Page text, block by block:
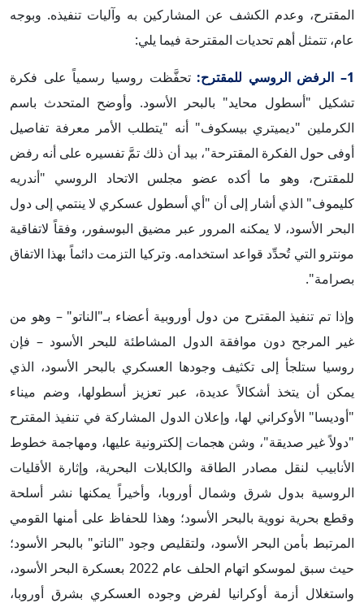
المقترح، وعدم الكشف عن المشاركين به وآليات تنفيذه. وبوجه
عام، تتمثل أهم تحديات المقترحة فيما يلي:
1– الرفض الروسي للمقترح:
تحفَّظت روسيا رسمياً على فكرة
تشكيل "أسطول محايد" بالبحر الأسود. وأوضح المتحدث باسم
الكرملين "ديميتري بيسكوف" أنه "يتطلب الأمر معرفة تفاصيل
أوفى حول الفكرة المقترحة"، بيد أن ذلك تمَّ تفسيره على أنه رفض
للمقترح، وهو ما أكده عضو مجلس الاتحاد الروسي "أندريه
كليموف" الذي أشار إلى أن "أي أسطول عسكري لا ينتمي إلى دول
البحر الأسود، لا يمكنه المرور عبر مضيق البوسفور، وفقاً لاتفاقية
مونترو التي تُحدِّد قواعد استخدامه. وتركيا التزمت دائماً بهذا الاتفاق
بصرامة".
وإذا تم تنفيذ المقترح من دول أوروبية أعضاء بـ"الناتو" – وهو من
غير المرجح دون موافقة الدول المشاطئة للبحر الأسود – فإن
روسيا ستلجأ إلى تكثيف وجودها العسكري بالبحر الأسود، الذي
يمكن أن يتخذ أشكالاً عديدة، عبر تعزيز أسطولها، وضم ميناء
"أوديسا" الأوكراني لها، وإعلان الدول المشاركة في تنفيذ المقترح
"دولاً غير صديقة"، وشن هجمات إلكترونية عليها، ومهاجمة خطوط
الأنابيب لنقل مصادر الطاقة والكابلات البحرية، وإثارة الأقليات
الروسية بدول شرق وشمال أوروبا، وأخيراً يمكنها نشر أسلحة
وقطع بحرية نووية بالبحر الأسود؛ وهذا للحفاظ على أمنها القومي
المرتبط بأمن البحر الأسود، ولتقليص وجود "الناتو" بالبحر الأسود؛
حيث سبق لموسكو اتهام الحلف عام 2022 بعسكرة البحر الأسود،
واستغلال أزمة أوكرانيا لفرض وجوده العسكري بشرق أوروبا،